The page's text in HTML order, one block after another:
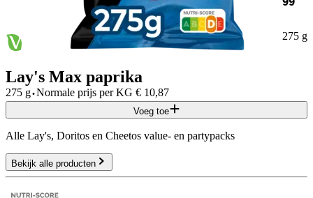
99
275 g
Lay's Max paprika
275 g·Normale prijs per KG € 10,87
Voeg toe
Alle Lay's, Doritos en Cheetos value- en partypacks
Bekijk alle producten